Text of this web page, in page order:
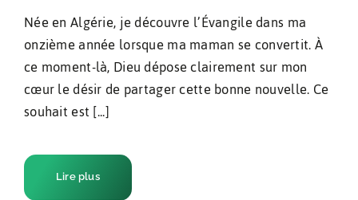
Née en Algérie, je découvre l’Évangile dans ma
onzième année lorsque ma maman se convertit. À
ce moment-là, Dieu dépose clairement sur mon
cœur le désir de partager cette bonne nouvelle. Ce
souhait est [...]
Lire plus